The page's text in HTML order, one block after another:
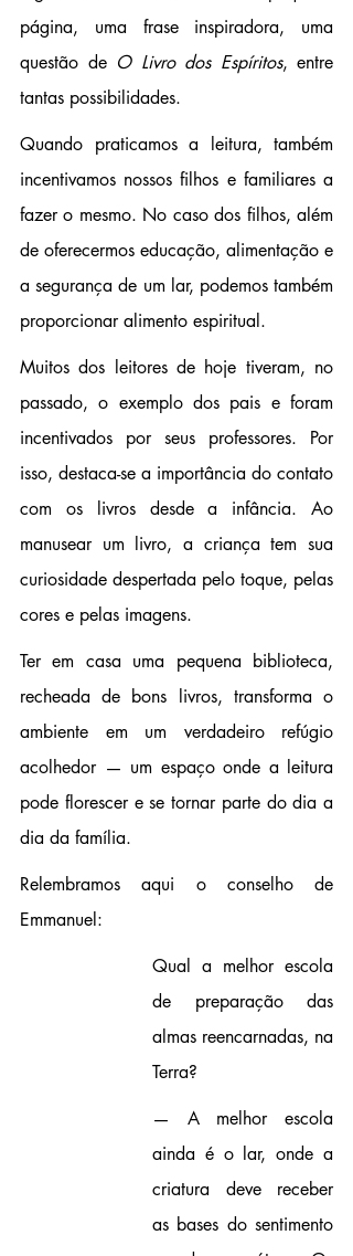
página, uma frase inspiradora, uma
questão de O Livro dos Espíritos, entre
tantas possibilidades.
Quando praticamos a leitura, também
incentivamos nossos filhos e familiares a
fazer o mesmo. No caso dos filhos, além
de oferecermos educação, alimentação e
a segurança de um lar, podemos também
proporcionar alimento espiritual.
Muitos dos leitores de hoje tiveram, no
passado, o exemplo dos pais e foram
incentivados por seus professores. Por
isso, destaca-se a importância do contato
com os livros desde a infância. Ao
manusear um livro, a criança tem sua
curiosidade despertada pelo toque, pelas
cores e pelas imagens.
Ter em casa uma pequena biblioteca,
recheada de bons livros, transforma o
ambiente em um verdadeiro refúgio
acolhedor — um espaço onde a leitura
pode florescer e se tornar parte do dia a
dia da família.
Relembramos aqui o conselho de
Emmanuel:
Qual a melhor escola
de preparação das
almas reencarnadas, na
Terra?
— A melhor escola
ainda é o lar, onde a
criatura deve receber
as bases do sentimento